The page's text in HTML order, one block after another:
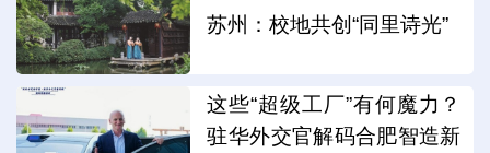
苏州：校地共创“同里诗光”
这些“超级工厂”有何魔力？
驻华外交官解码合肥智造新